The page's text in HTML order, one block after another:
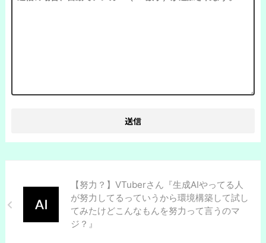
【努力？】VTuberさん『生成AIやってる人
が努力してるっていうから環境構築して試し
てみたけどこんなもんを努力って言うのマ
ジ？』